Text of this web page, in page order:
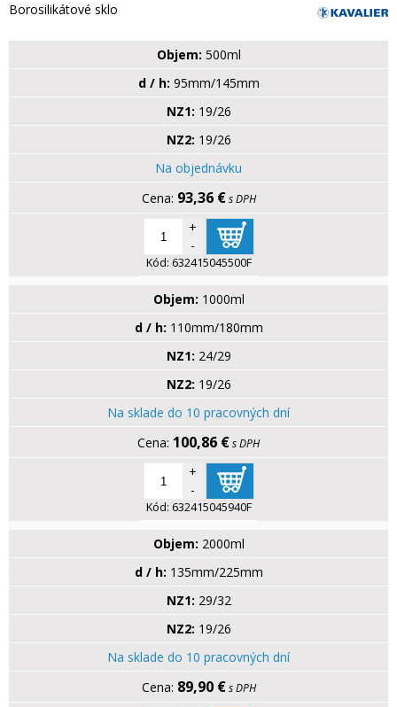
Borosilikátové sklo
Objem: 500ml
d / h: 95mm/145mm
NZ1: 19/26
NZ2: 19/26
Na objednávku
93,36 € s DPH
+
-
Kód: 632415045500F
Objem: 1000ml
d / h: 110mm/180mm
NZ1: 24/29
NZ2: 19/26
Na sklade do 10 pracovných dní
100,86 €s DPH
+
-
Kód: 632415045940F
Objem: 2000ml
d / h: 135mm/225mm
NZ1: 29/32
NZ2: 19/26
Na sklade do 10 pracovných dní
89,90 € s DPH